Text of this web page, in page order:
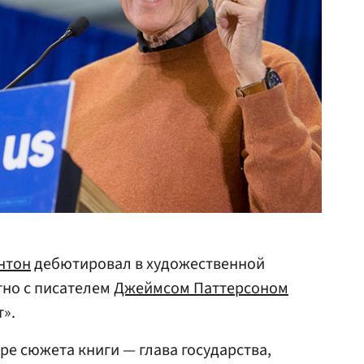
дебютировал в художественной
с писателем Джеймсом Паттерсоном
сюжета книги — глава государства,